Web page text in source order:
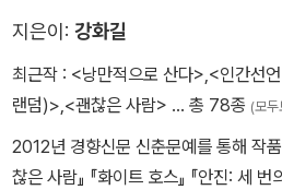
지은이: 강화길
최근작 : <낭만적으로 산다> <인간선
랜덤)> <괜찮은 사람> … 총 78종 (모두
2012년 경향신문 신춘문예를 통해 작
찮은 사람』 『화이트 호스』 『안진: 세 번